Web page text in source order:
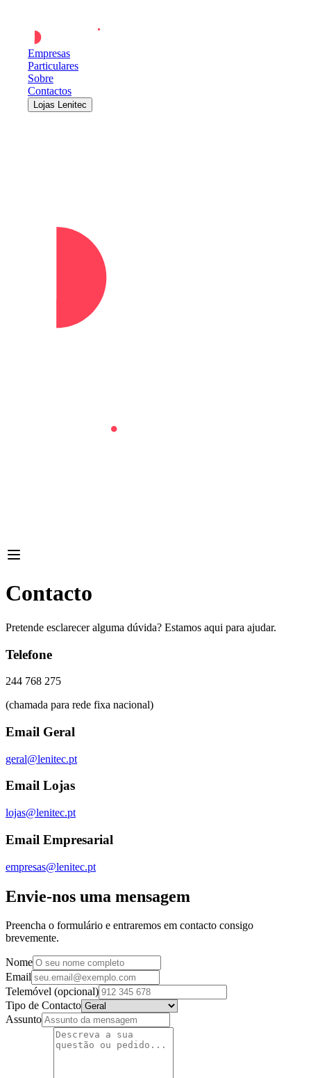
Empresas
Particulares
Sobre
Contactos
Lojas Lenitec
Contacto
Pretende esclarecer alguma dúvida? Estamos aqui para ajudar.
Telefone
244 768 275
(chamada para rede fixa nacional)
Email Geral
geral@lenitec.pt
Email Lojas
lojas@lenitec.pt
Email Empresarial
empresas@lenitec.pt
Envie-nos uma mensagem
Preencha o formulário e entraremos em contacto consigo
brevemente.
Nome
Email
Telemóvel (opcional)
Tipo de Contacto
Assunto